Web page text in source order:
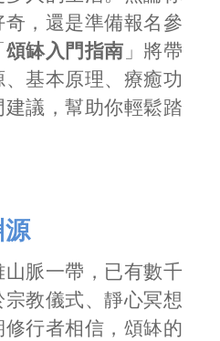
，還是準備報名參
頌缽入門指南 」將帶
基本原理、療癒功
議，幫助你輕鬆踏
脈一帶，已有數千
教儀式、靜心冥想
行者相信，頌缽的